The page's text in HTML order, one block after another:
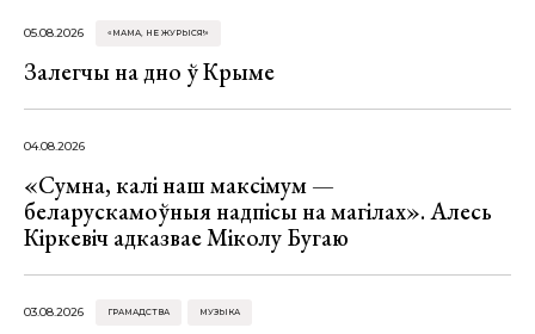
05.08.2026 «МАМА, НЕ ЖУРЫСЯ!»
Залегчы на дно ў Крыме
04.08.2026
«Сумна, калі наш максімум —
беларускамоўныя надпісы на магілах». Алесь
Кіркевіч адказвае Міколу Бугаю
03.08.2026 ГРАМАДСТВА МУЗЫКА